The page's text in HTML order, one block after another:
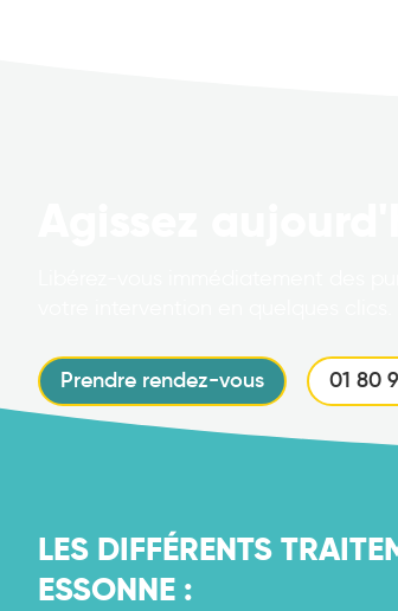
Prendre rendez-vous 01 80
LES DIFFÉRENTS
ESSONNE :